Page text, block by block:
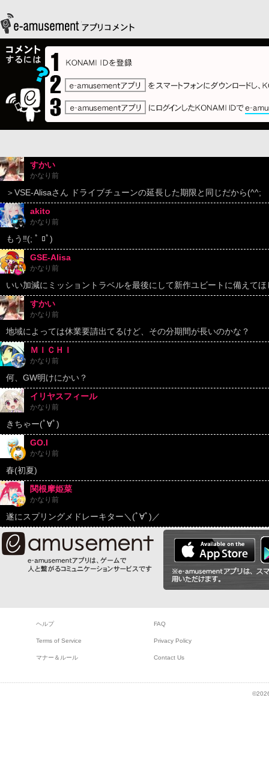
すかい
かなり前
＞VSE-Alisaさん ドライブチューンの延長した期限と同じだから(^^;
akito
かなり前
もう‼️(; ﾟ ﾛﾟ)
GSE-Alisa
かなり前
いい加減にミッショントラベルを最後にして新作ユビートに備えてほ
すかい
かなり前
地域によっては休業要請出てるけど、その分期間が長いのかな？
ＭＩＣＨＩ
かなり前
何、GW明けにかい？
イリヤスフィール
かなり前
きちゃー(ﾟ∀ﾟ)
GO.I
かなり前
春(初夏)
関根摩姫菜
かなり前
遂にスプリングメドレーキター＼(ﾟ∀ﾟ)／
ヘルプ FAQ
Terms of Service Privacy Policy
マナー＆ルール Contact Us